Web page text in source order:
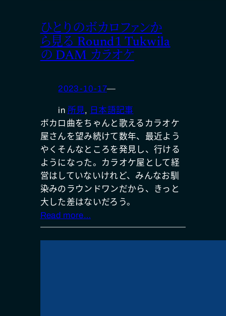
ひとりのボカロファンか
ら見る Round1 Tukwila
の DAM カラオケ
2023-10-17—
in 所見, 日本語記事
ボカロ曲をちゃんと歌えるカラオケ
屋さんを望み続けて数年、最近よう
やくそんなところを発見し、行ける
ようになった。カラオケ屋として経
営はしていないけれど、みんなお馴
染みのラウンドワンだから、きっと
大した差はないだろう。
Read more…